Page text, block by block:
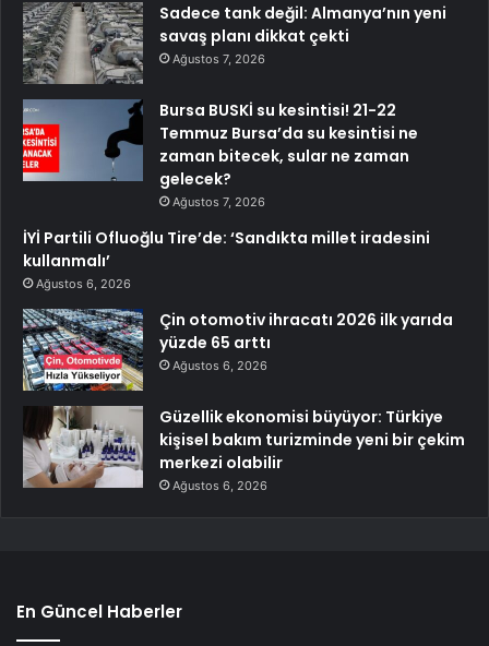
Sadece tank değil: Almanya’nın yeni
savaş planı dikkat çekti
Ağustos 7, 2026
Bursa BUSKİ su kesintisi! 21-22
Temmuz Bursa’da su kesintisi ne
zaman bitecek, sular ne zaman
gelecek?
Ağustos 7, 2026
İYİ Partili Ofluoğlu Tire’de: ‘Sandıkta millet iradesini
kullanmalı’
Ağustos 6, 2026
Çin otomotiv ihracatı 2026 ilk yarıda
yüzde 65 arttı
Ağustos 6, 2026
Güzellik ekonomisi büyüyor: Türkiye
kişisel bakım turizminde yeni bir çekim
merkezi olabilir
Ağustos 6, 2026
En Güncel Haberler